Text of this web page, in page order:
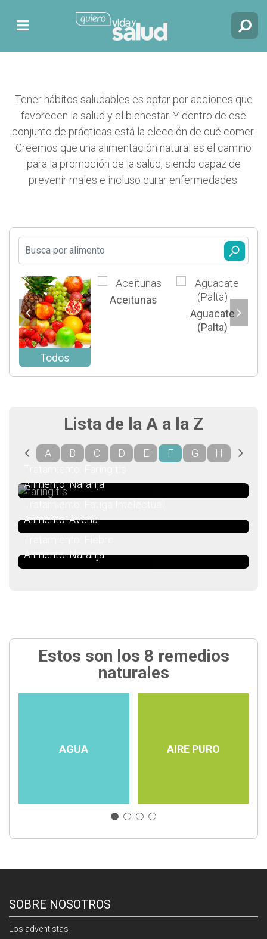
Tener hábitos saludables es optar por acciones que
favorecen la salud y el bienestar. Y dentro de ese
conjunto de prácticas está la elección de qué comer.
Creemos que una alimentación natural es el camino
para la promoción de la salud, siendo capaz de
prevenir males e incluso curar enfermedades.
Todos
Aceitunas
Aguacate
(Palta)
Lista de la A a la Z
A B C D E F G H I
Alimento: Naranja
Alimento: Avena
Alimento: Naranja
Estos son los 8 remedios
naturales
AGUA AIRE PURO
SOBRE NOSOTROS
Los adventistas